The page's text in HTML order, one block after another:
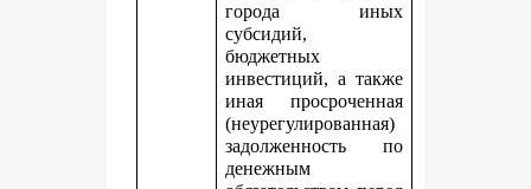
города иных
субсидий,
бюджетных
инвестиций, а также
иная просроченная
(неурегулированная)
задолженность по
денежным